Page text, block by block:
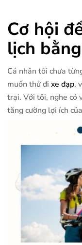
Cơ hội
lịch
Cá nhân tôi chưa
muốn thử đi xe đạp,
trại. Với tôi, nghe có
tăng cường lợi ích